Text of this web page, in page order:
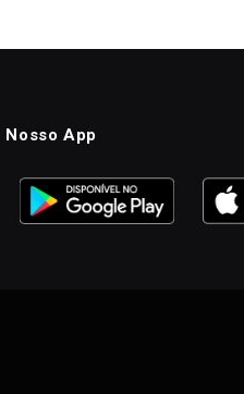
Nosso App